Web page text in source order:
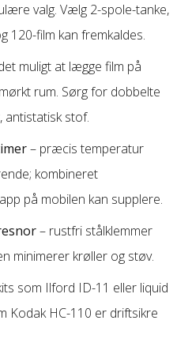
valg. Vælg 2-spole-tanke,
120-film kan fremkaldes.
muligt at lægge film på
rum. Sørg for dobbelte
antistatisk stof.
– præcis temperatur
kombineret
på mobilen kan supplere.
– rustfri stålklemmer
minimerer krøller og støv.
som Ilford ID-11 eller liquid
Kodak HC-110 er driftsikre